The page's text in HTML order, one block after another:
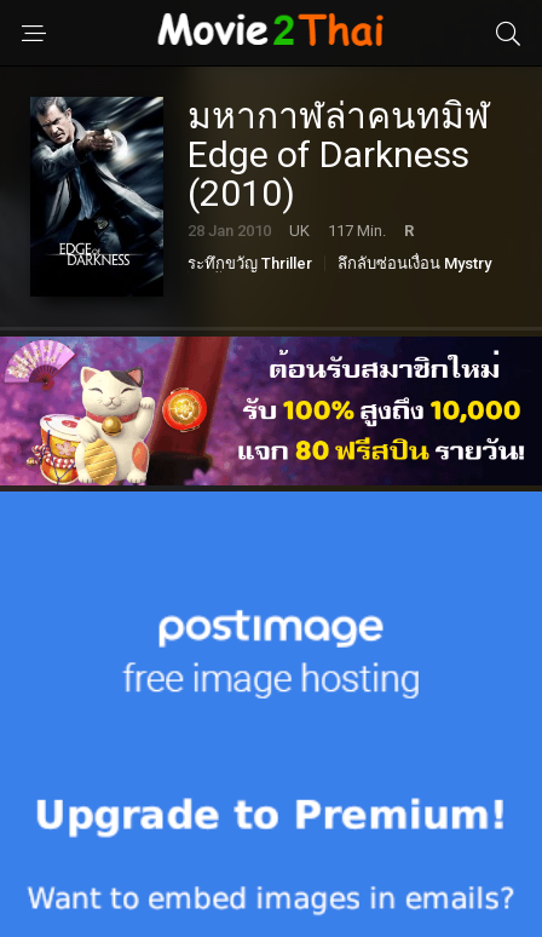
มหากาฬล่าคนทมิฬ
Edge of Darkness
(2010)
28 Jan 2010 UK 117 Min.
R
ระทึกขวัญ Thriller
ลึกลับซ่อนเงื่อน Mystry